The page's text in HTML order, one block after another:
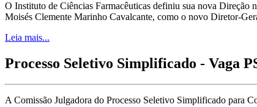
O Instituto de Ciências Farmacêuticas definiu sua nova Direção
Moisés Clemente Marinho Cavalcante, como o novo Diretor-
Leia mais...
Processo Seletivo Simplificado - Vaga
A Comissão Julgadora do Processo Seletivo Simplificado para